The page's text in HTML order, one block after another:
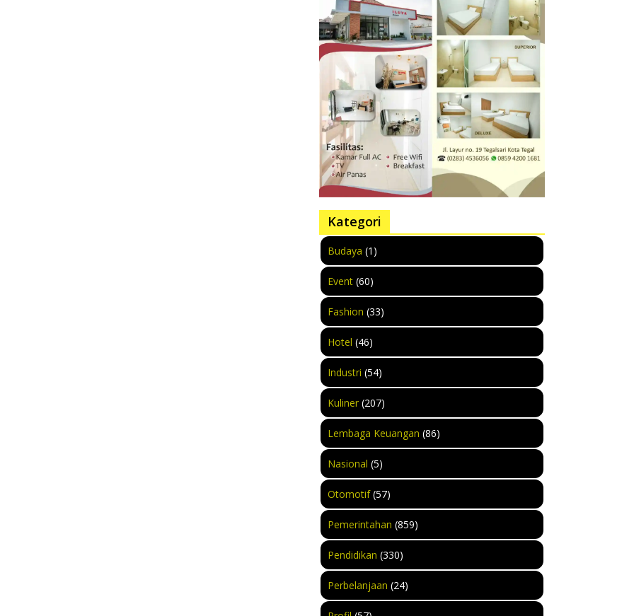
Kategori
Budaya (1)
Event(60)
Fashion (33)
Hotel (46)
Industri (54)
Kuliner(207)
Lembaga Keuangan (86)
Nasional (5)
Otomotif(57)
Pemerintahan (859)
Pendidikan (330)
Perbelanjaan (24)